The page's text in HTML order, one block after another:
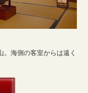
海側の客室からは遠く